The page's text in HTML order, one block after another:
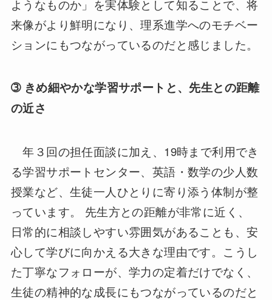
ようなものか」を実体験として知ることで、将
来像がより鮮明になり、理系進学へのモチベー
ションにもつながっているのだと感じました。
➂ きめ細やかな学習サポートと、先生との距離
の近さ
年３回の担任面談に加え、 19時まで利用でき
る学習サポートセンター、英語・数学の少人数
授業など、生徒一人ひとりに寄り添う体制が整
っています。 先生方との距離が非常に近く、
日常的に相談しやすい雰囲気があることも、安
心して学びに向かえる大きな理由です。こうし
た丁寧なフォローが、学力の定着だけでなく、
生徒の精神的な成長にもつながっているのだと